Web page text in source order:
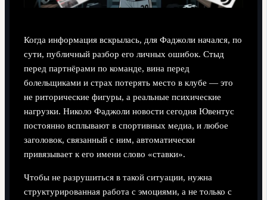
Когда информация вскрылась, для Фаджоли начался, по
сути, публичный разбор его личных ошибок. Стыд
перед партнёрами по команде, вина перед
болельщиками и страх потерять место в клубе — это
не риторические фигуры, а реальные психические
нагрузки. Николо Фаджоли новости сегодня Ювентус
постоянно всплывают в спортивных медиа, и любое
заголовок, связанный с ним, автоматически
привязывает к его имени слово «ставки».
Чтобы не разрушиться в такой ситуации, нужна
структурированная работа с эмоциями, а не только с